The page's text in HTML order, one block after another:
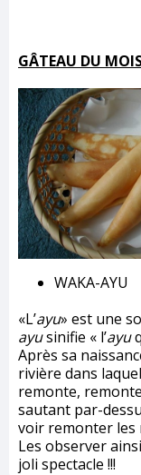
GÂTEAU DU
WAKA-AYU
«L’ayu» est une
ayusinifie « l’ayu
Après sa
rivière dans
remonte,
sautant par-
voir remonter les
Les observer
joli spectacle !!!